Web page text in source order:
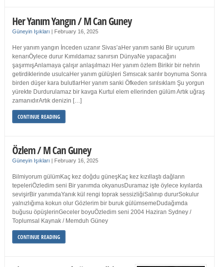
Her Yanım Yangın / M Can Guney
Güneyin Işıkları | February 16, 2025
Her yanım yangın İnceden uzanır Sivas’aHer yanım sanki Bir uçurum
kenarıÖylece durur Kımıldamaz sanırsın DünyaNe yapacağını
şaşırmışAnlamaya çalışır anlaşılmazı Her yanım özlem Birikir bir nehrin
getirdiklerinde usulcaHer yanım gülüşleri Sımsıcak sarılır boynuma Sonra
birden düşer kara bulutlarHer yanım sanki Öfkeden sırılsıklam Şu yorgun
yürekte Durdurulamaz bir kavga Kurtul elem ellerinden gülüm Artık uğraş
zamanıdırArtık denizin […]
CONTINUE READING
Özlem / M Can Guney
Güneyin Işıkları | February 16, 2025
Bilmiyorum gülümKaç kez doğdu güneşKaç kez kızıllaştı dağların
tepeleriÖzledim seni Bir yanımda okyanusDuramaz işte öylece kıyılarda
sevişirBir yanımdaYanık kül rengi toprak sessizliğiSalınıp dururSokulur
yalnızlığıma kokun olur Gözlerim bir buruk gülümsemeDudağımda
buğusu öpüşlerinGeceler boyuÖzledim seni 2004 Haziran Sydney /
Toplumsal Kaynak / Memduh Güney
CONTINUE READING